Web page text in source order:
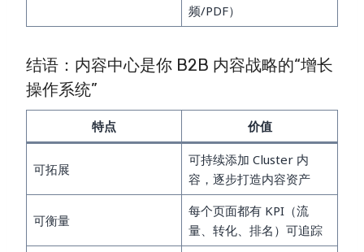
频/PDF）
结语：内容中心是你 B2B 内容战略的“增长
操作系统”
特点 价值
可拓展
可持续添加 Cluster 内
容，逐步打造内容资产
可衡量
每个页面都有 KPI（流
量、转化、排名）可追踪